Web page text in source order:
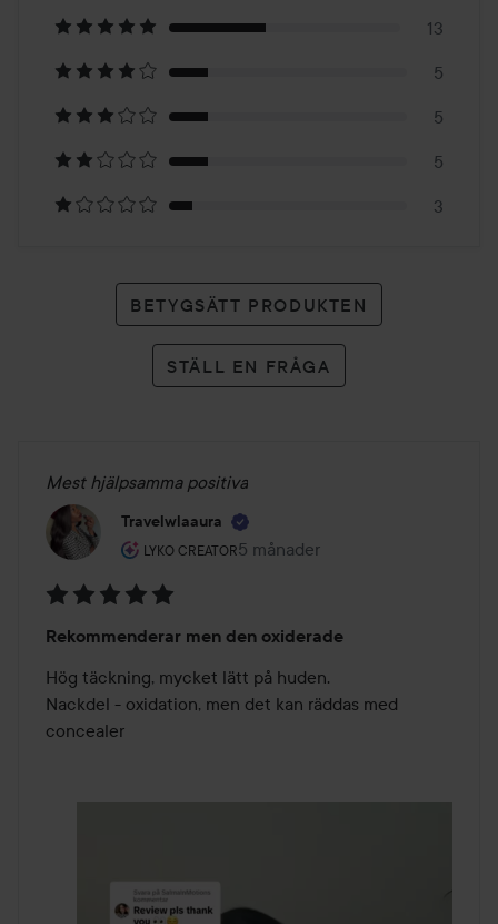
på
31
betyg
13
5
5
5
3
BETYGSÄTT PRODUKTEN
STÄLL EN FRÅGA
Mest hjälpsamma positiva
Travelwlaaura
LYKO CREATOR
Användarens roll: Lyko Creator.
5 månader
Inlägget skapades 5 månader
5
av
5
Rekommenderar men den oxiderade
Hög täckning, mycket lätt på huden.
Nackdel - oxidation, men det kan räddas med
concealer